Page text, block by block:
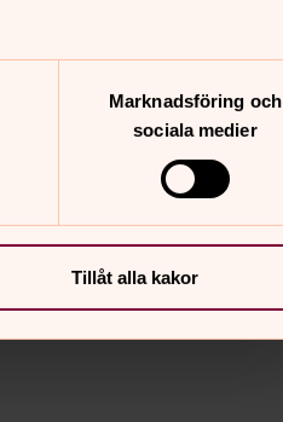
Marknadsföring och
sociala medier
Tillåt alla kakor